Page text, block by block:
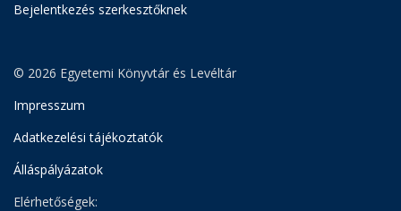
Bejelentkezés szerkesztőknek
© 2026 Egyetemi Könyvtár és Levéltár
Impresszum
Adatkezelési tájékoztatók
Álláspályázatok
Elérhetőségek: